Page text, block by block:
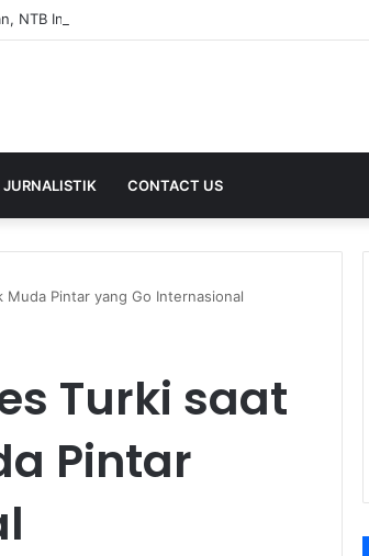
JURNALISTIK CONTACT US
Muda Pintar yang Go Internasional
Turki saat
Pintar